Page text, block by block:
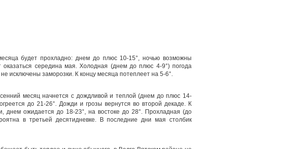
будет прохладно: днем до плюс 10-15°, ночью возможны
середина мая. Холодная (днем до плюс 4-9°) погода
исключены заморозки. К концу месяца потеплеет на 5-6°.
месяц начнется с дождливой и теплой (днем до плюс 14-
до 21-26°. Дожди и грозы вернутся во второй декаде. К
днем ожидается до 18-23°, на востоке до 28°. Прохладная (до
в третьей десятидневке. В последние дни мая столбик